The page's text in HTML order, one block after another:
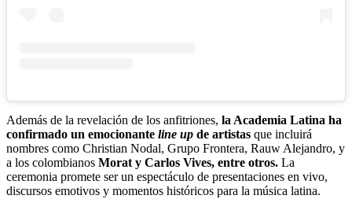
Además de la revelación de los anfitriones, la Academia Latina ha
confirmado un emocionante line up de artistas que incluirá
nombres como Christian Nodal, Grupo Frontera, Rauw Alejandro, y
a los colombianos Morat y Carlos Vives, entre otros. La
ceremonia promete ser un espectáculo de presentaciones en vivo,
discursos emotivos y momentos históricos para la música latina.